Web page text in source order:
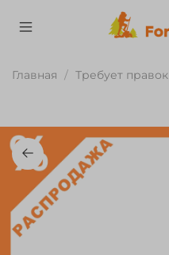
Главная Требует правок